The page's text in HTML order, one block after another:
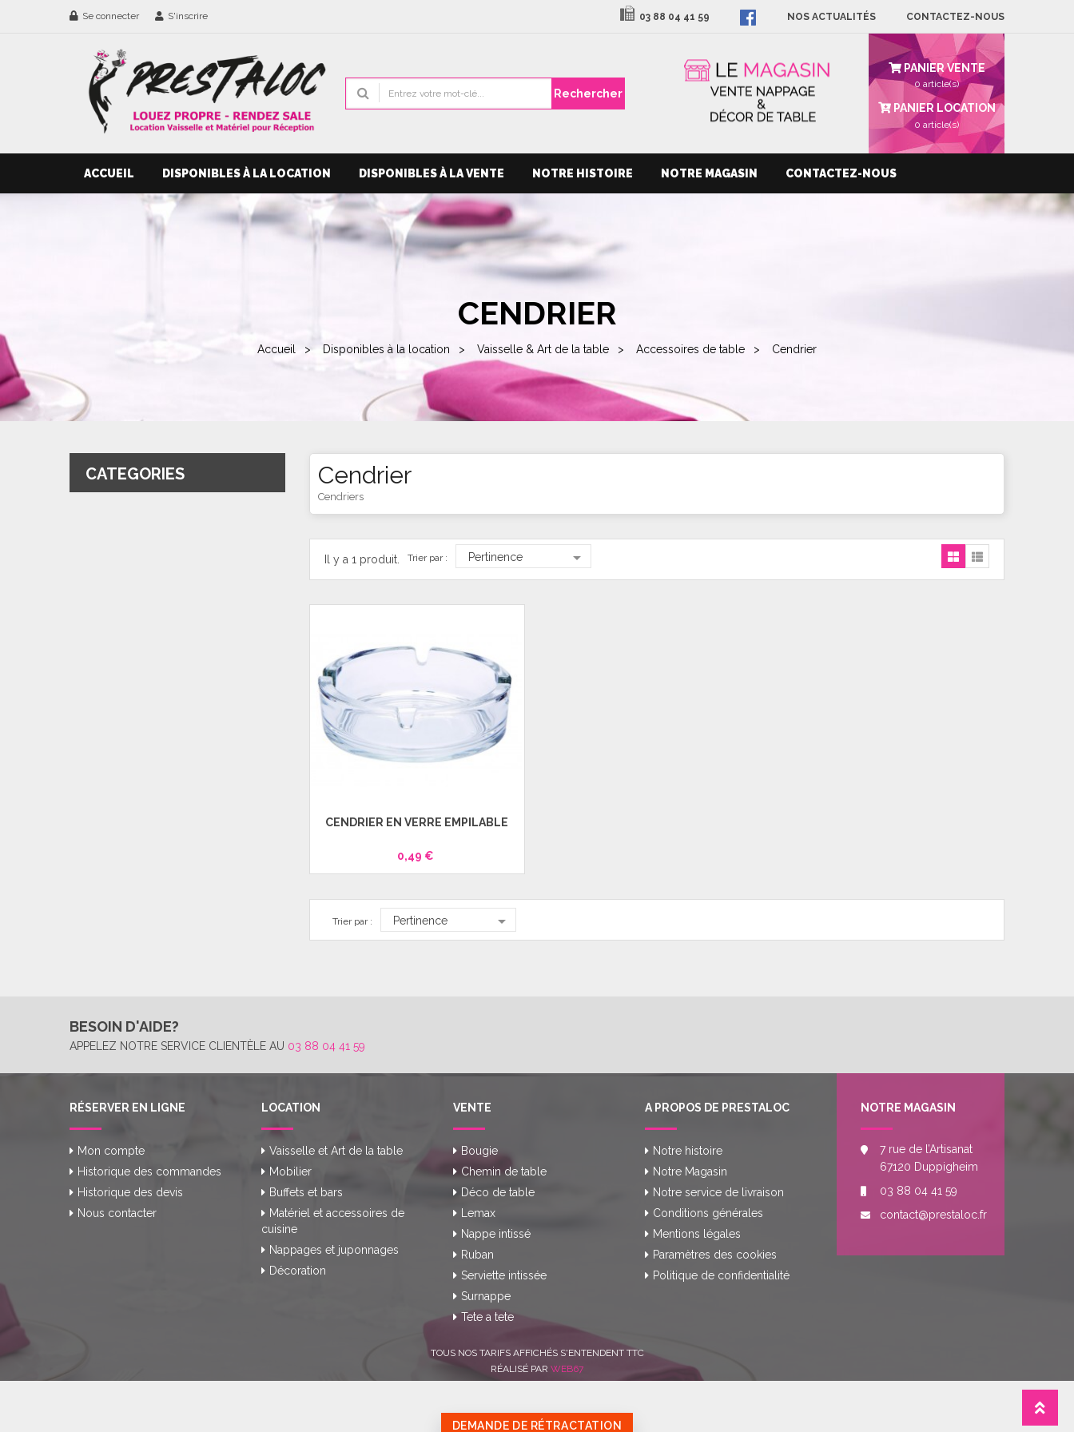
Se connecter S'inscrire 03 88 04 41 59 NOS ACTUALITÉS CONTACTEZ-NOUS
Rechercher
PANIER VENTE
0 article(s)
PANIER LOCATION
0 article(s)
ACCUEIL DISPONIBLES À LA LOCATION DISPONIBLES À LA VENTE NOTRE HISTOIRE NOTRE MAGASIN CONTACTEZ-NOUS
CENDRIER
Accueil Disponibles à la location Vaisselle & Art de la table Accessoires de table Cendrier
CATEGORIES Cendrier
Cendriers
Il y a 1 produit. Trier par : Pertinence 
CENDRIER EN VERRE EMPILABLE
0,49 €
Trier par : Pertinence 
BESOIN D'AIDE?
APPELEZ NOTRE SERVICE CLIENTÈLE AU 03 88 04 41 59
RÉSERVER EN LIGNE
Mon compte
Historique des commandes
Historique des devis
Nous contacter
LOCATION
Vaisselle et Art de la table
Mobilier
Buffets et bars
Matériel et accessoires de
cuisine
Nappages et juponnages
Décoration
VENTE
Bougie
Chemin de table
Déco de table
Lemax
Nappe intissé
Ruban
Serviette intissée
Surnappe
Tete a tete
A PROPOS DE PRESTALOC
Notre histoire
Notre Magasin
Notre service de livraison
Conditions générales
Mentions légales
Paramètres des cookies
Politique de confidentialité
NOTRE MAGASIN
7 rue de l’Artisanat
67120 Duppigheim
03 88 04 41 59
contact@prestaloc.fr
TOUS NOS TARIFS AFFICHÉS S'ENTENDENT TTC
RÉALISÉ PAR WEB67
DEMANDE DE RÉTRACTATION